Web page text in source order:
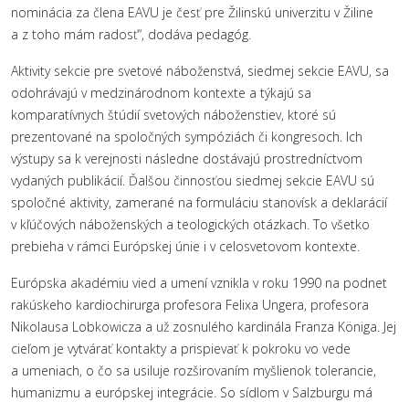
nominácia za člena EAVU je česť pre Žilinskú univerzitu v Žiline
a z toho mám radosť“, dodáva pedagóg.
Aktivity sekcie pre svetové náboženstvá, siedmej sekcie EAVU, sa
odohrávajú v medzinárodnom kontexte a týkajú sa
komparatívnych štúdií svetových náboženstiev, ktoré sú
prezentované na spoločných sympóziách či kongresoch. Ich
výstupy sa k verejnosti následne dostávajú prostredníctvom
vydaných publikácií. Ďalšou činnosťou siedmej sekcie EAVU sú
spoločné aktivity, zamerané na formuláciu stanovísk a deklarácií
v kľúčových náboženských a teologických otázkach. To všetko
prebieha v rámci Európskej únie i v celosvetovom kontexte.
Európska akadémiu vied a umení vznikla v roku 1990 na podnet
rakúskeho kardiochirurga profesora Felixa Ungera, profesora
Nikolausa Lobkowicza a už zosnulého kardinála Franza Königa. Jej
cieľom je vytvárať kontakty a prispievať k pokroku vo vede
a umeniach, o čo sa usiluje rozširovaním myšlienok tolerancie,
humanizmu a európskej integrácie. So sídlom v Salzburgu má